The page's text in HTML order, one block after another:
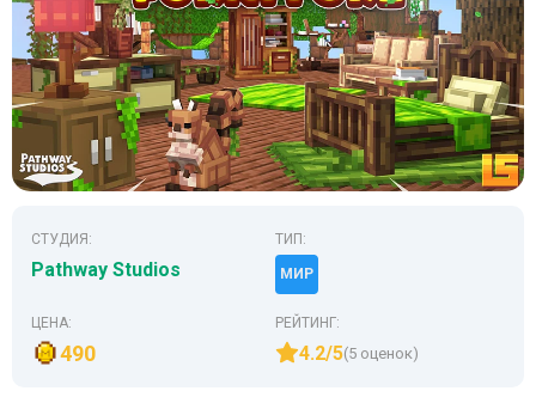
СТУДИЯ:
Pathway Studios
ТИП:
МИР
ЦЕНА:
490
РЕЙТИНГ:
4.2/5(5 оценок)